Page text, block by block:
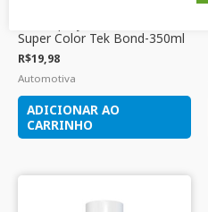
Super Color Tek Bond-350ml
R$19,98
Automotiva
ADICIONAR AO
CARRINHO